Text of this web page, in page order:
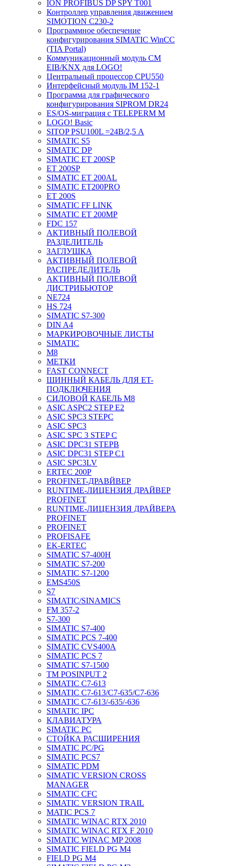
ION PROFIBUS DP SPY T001
Контроллер управления движением
SIMOTION C230-2
Программное обеспечение
конфигурирования SIMATIC WinCC
(TIA Portal)
Коммуникационный модуль CM
EIB/KNX для LOGO!
Центральный процессор CPU550
Интерфейсный модуль IM 152-1
Программа для графического
конфигурирования SIPROM DR24
ES/OS-миграция с TELEPERM M
LOGO! Basic
SITOP PSU100L =24В/2,5 A
SIMATIC S5
SIMATIC DP
SIMATIC ET 200SP
ET 200SP
SIMATIC ET 200AL
SIMATIC ET200PRO
ET 200S
SIMATIC FF LINK
SIMATIC ET 200MP
FDC 157
АКТИВНЫЙ ПОЛЕВОЙ
РАЗДЕЛИТЕЛЬ
ЗАГЛУШКА
АКТИВНЫЙ ПОЛЕВОЙ
РАСПРЕДЕЛИТЕЛЬ
АКТИВНЫЙ ПОЛЕВОЙ
ДИСТРИБЬЮТОР
NE724
HS 724
SIMATIC S7-300
DIN A4
МАРКИРОВОЧНЫЕ ЛИСТЫ
SIMATIC
M8
МЕТКИ
FAST CONNECT
ШИННЫЙ КАБЕЛЬ ДЛЯ ET-
ПОДКЛЮЧЕНИЯ
СИЛОВОЙ КАБЕЛЬ M8
ASIC ASPC2 STEP E2
ASIC SPC3 STEPC
ASIC SPC3
ASIC SPC 3 STEP C
ASIC DPC31 STEPB
ASIC DPC31 STEP C1
ASIC SPC3LV
ERTEC 200P
PROFINET-ДРАВЙВЕР
RUNTIME-ЛИЦЕНЗИЯ ДРАЙВЕР
PROFINET
RUNTIME-ЛИЦЕНЗИЯ ДРАЙВЕРА
PROFINET
PROFINET
PROFISAFE
EK-ERTEC
SIMATIC S7-400H
SIMATIC S7-200
SIMATIC S7-1200
EMS450S
S7
SIMATIC/SINAMICS
FM 357-2
S7-300
SIMATIC S7-400
SIMATIC PCS 7-400
SIMATIC CVS400A
SIMATIC PCS 7
SIMATIC S7-1500
TM POSINPUT 2
SIMATIC C7-613
SIMATIC C7-613/C7-635/C7-636
SIMATIC C7-613/-635/-636
SIMATIC IPC
КЛАВИАТУРА
SIMATIC PC
СТОЙКА РАСШИРЕНИЯ
SIMATIC PC/PG
SIMATIC PCS7
SIMATIC PDM
SIMATIC VERSION CROSS
MANAGER
SIMATIC CFC
SIMATIC VERSION TRAIL
MATIC PCS 7
SIMATIC WINAC RTX 2010
SIMATIC WINAC RTX F 2010
SIMATIC WINAC MP 2008
SIMATIC FIELD PG M4
FIELD PG M4